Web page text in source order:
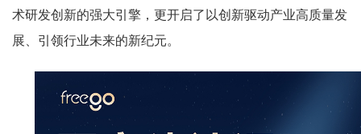
术研发创新的强大引擎，更开启了以创新驱动产业高质量发
展、引领行业未来的新纪元。